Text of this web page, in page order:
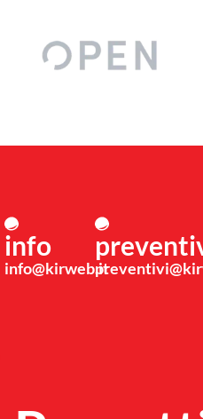
info
info@kirweb.it